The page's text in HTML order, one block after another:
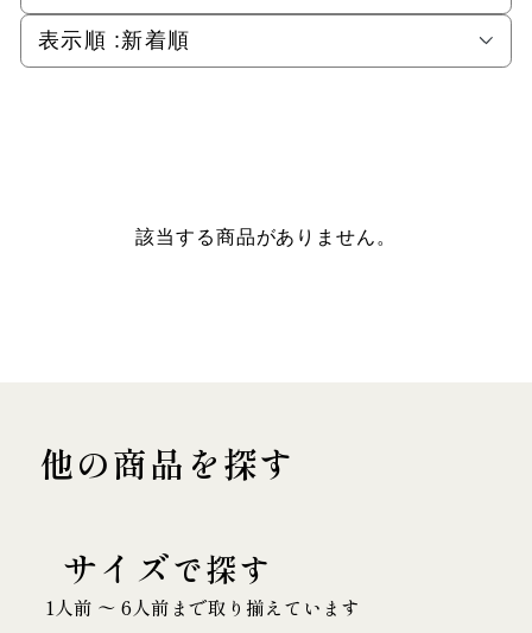
表示順 :新着順
該当する商品がありません。
他の商品を探す
サイズで探す
1人前 〜 6人前まで取り揃えています